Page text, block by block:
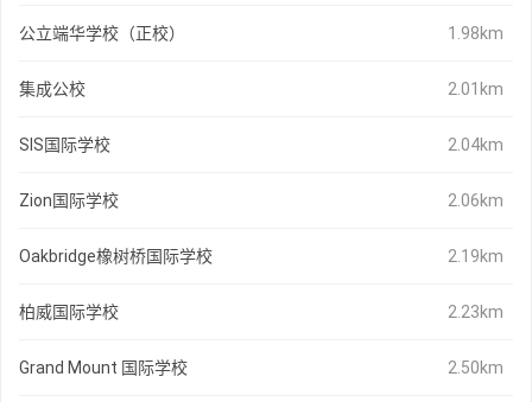
公立端华学校（正校） 1.98km
集成公校 2.01km
SIS国际学校 2.04km
Zion国际学校 2.06km
Oakbridge橡树桥国际学校 2.19km
柏威国际学校 2.23km
Grand Mount 国际学校 2.50km